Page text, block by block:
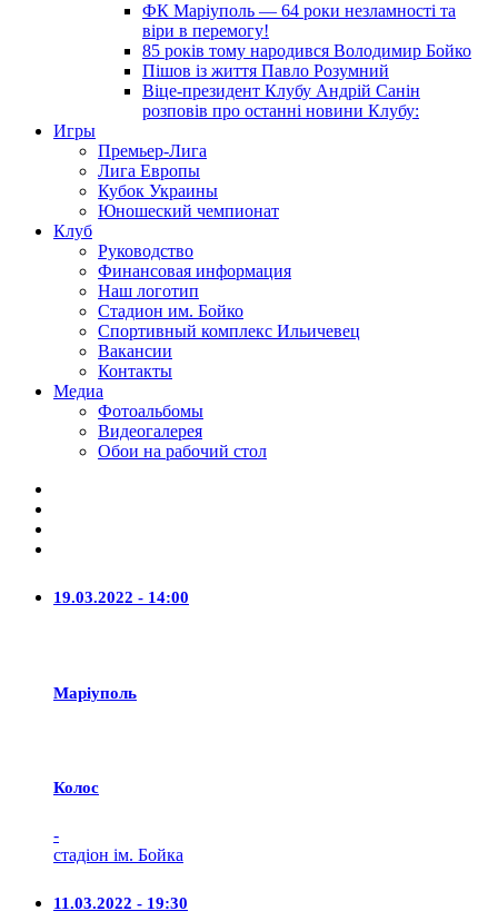
ФК Маріуполь — 64 роки незламності та
віри в перемогу!
85 років тому народився Володимир Бойко
Пішов із життя Павло Розумний
Віце-президент Клубу Андрій Санін
розповів про останні новини Клубу:
Игры
Премьер-Лига
Лига Европы
Кубок Украины
Юношеский чемпионат
Клуб
Руководство
Финансовая информация
Наш логотип
Стадион им. Бойко
Спортивный комплекс Ильичевец
Вакансии
Контакты
Медиа
Фотоальбомы
Видеогалерея
Обои на рабочий стол
19.03.2022 - 14:00
Маріуполь
Колос
-
стадіон ім. Бойка
11.03.2022 - 19:30